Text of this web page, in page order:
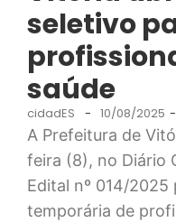
seletivo
saúde ​
cidadES - 10/08/2025 -
A Prefeitura de
feira (8), no Diário
Edital nº 014/
temporária de